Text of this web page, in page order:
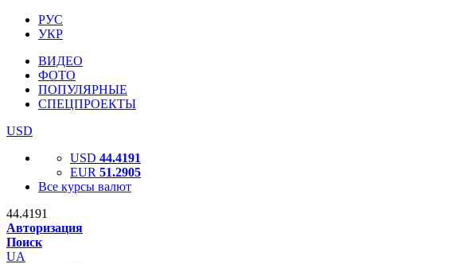
РУС
УКР
ВИДЕО
ФОТО
ПОПУЛЯРНЫЕ
СПЕЦПРОЕКТЫ
USD
USD 44.4191
EUR 51.2905
Все курсы валют
44.4191
Авторизация
Поиск
UA